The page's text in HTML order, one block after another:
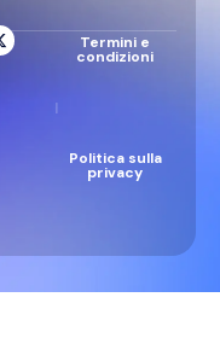
Termini e
condizioni
|
Politica sulla
privacy